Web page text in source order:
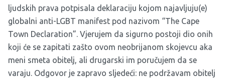
ljudskih prava potpisala deklaraciju kojom najavljuju(e)
globalni anti-LGBT manifest pod nazivom “The Cape
Town Declaration”. Vjerujem da sigurno postoji dio onih
koji će se zapitati zašto ovom neobrijanom skojevcu aka
meni smeta obitelj, ali drugarski im poručujem da se
varaju. Odgovor je zapravo sljedeći: ne podržavam obitelj